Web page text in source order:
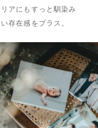
アにもすっと馴染み
存在感をプラス。